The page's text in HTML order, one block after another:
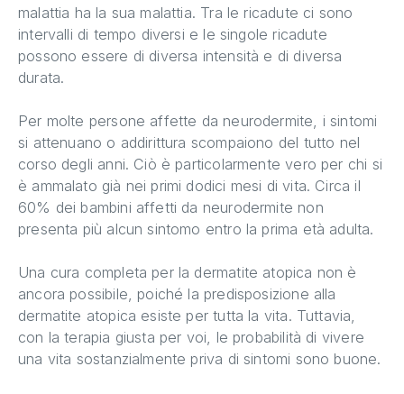
malattia ha la sua malattia. Tra le ricadute ci sono
intervalli di tempo diversi e le singole ricadute
possono essere di diversa intensità e di diversa
durata.
Per molte persone affette da neurodermite, i sintomi
si attenuano o addirittura scompaiono del tutto nel
corso degli anni. Ciò è particolarmente vero per chi si
è ammalato già nei primi dodici mesi di vita. Circa il
60% dei bambini affetti da neurodermite non
presenta più alcun sintomo entro la prima età adulta.
Una cura completa per la dermatite atopica non è
ancora possibile, poiché la predisposizione alla
dermatite atopica esiste per tutta la vita. Tuttavia,
con la terapia giusta per voi, le probabilità di vivere
una vita sostanzialmente priva di sintomi sono buone.